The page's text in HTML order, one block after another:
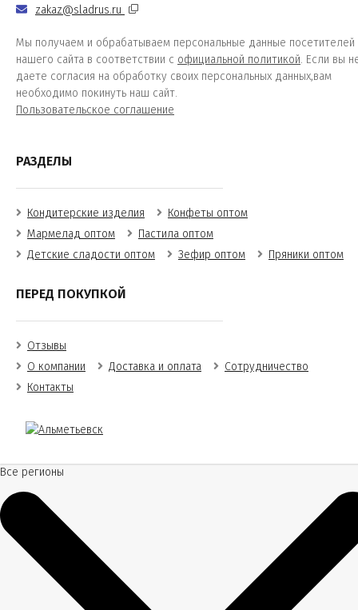
zakaz@sladrus.ru
Мы получаем и обрабатываем персональные данные посетителей
нашего сайта в соответствии с официальной политикой. Если вы
даете согласия на обработку своих персональных данных,вам
необходимо покинуть наш сайт.
Пользовательское соглашение
РАЗДЕЛЫ
Кондитерские изделия
Конфеты оптом
Мармелад оптом
Пастила оптом
Детские сладости оптом
Зефир оптом Пряники оптом
ПЕРЕД ПОКУПКОЙ
Отзывы
О компании
Доставка и оплата
Сотрудничество
Контакты
Все регионы